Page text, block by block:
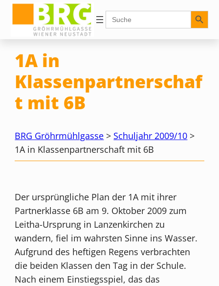
Inhalt
springen
Search
for:
Search Button
1A in
Klassenpartnerschaf
t mit 6B
BRG Gröhrmühlgasse > Schuljahr 2009/10 >
1A in Klassenpartnerschaft mit 6B
Der ursprüngliche Plan der 1A mit ihrer
Partnerklasse 6B am 9. Oktober 2009 zum
Leitha-Ursprung in Lanzenkirchen zu
wandern, fiel im wahrsten Sinne ins Wasser.
Aufgrund des heftigen Regens verbrachten
die beiden Klassen den Tag in der Schule.
Nach einem Einstiegsspiel, das das